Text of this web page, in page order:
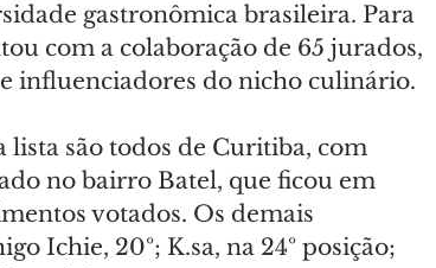
gastronômica brasileira. Para
com a colaboração de 65 jurados,
influenciadores do nicho culinário.
lista são todos de Curitiba, com
no bairro Batel, que ficou em
votados. Os demais
Ichie, 20º; K.sa, na 24º posição;